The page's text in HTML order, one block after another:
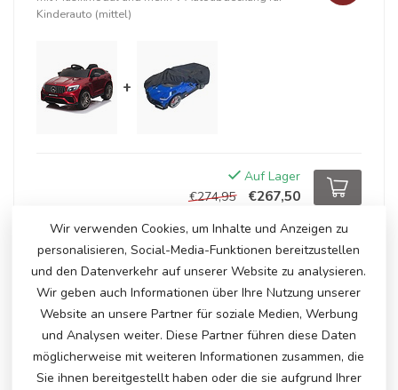
Kinderauto (mittel)
+
Auf Lager
€274,95
€267,50
ERGÄNZENDE PRODUKTE
Volt-Kinderauto
Auf Lager
€300,00
€255,00
Wir verwenden Cookies, um Inhalte und Anzeigen zu
personalisieren, Social-Media-Funktionen bereitzustellen
und den Datenverkehr auf unserer Website zu analysieren.
Wir geben auch Informationen über Ihre Nutzung unserer
Website an unsere Partner für soziale Medien, Werbung
und Analysen weiter. Diese Partner führen diese Daten
möglicherweise mit weiteren Informationen zusammen, die
Sie ihnen bereitgestellt haben oder die sie aufgrund Ihrer